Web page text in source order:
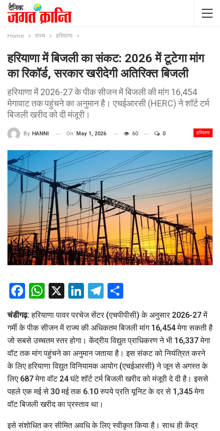
Home राज्य हरियाणा
हरियाणा में बिजली का संकट: 2026 में टूटेगा मांग
का रिकॉर्ड, सरकार खरीदेगी अतिरिक्त बिजली
हरियाणा में 2026-27 के पीक सीजन में बिजली की मांग 16,454
मेगावाट तक पहुंचने का अनुमान है। एचईआरसी (HERC) ने शॉर्ट टर्म
बिजली खरीद को दी मंजूरी।
हरियाणा
By HANNI On May 1, 2026 60 0
Facebook
WhatsApp
X LinkedIn
Telegram
चंडीगढ़:हरियाणा पावर परचेज सेंटर (एचपीपीसी) के अनुसार 2026-27 में
गर्मी के पीक सीजन में राज्य की अधिकतम बिजली मांग 16,454 मेगा सकती है
जो सबसे उच्चतम स्तर होगा। केंद्रीय विद्युत प्राधिकरण ने भी 16,337 मेगा
वॉट तक मांग पहुंचने का अनुमान जताया है। इस संकट को नियंत्रित करने
के लिए हरियाणा विद्युत विनियामक आयोग (एचईआरसी) ने जून से अगस्त के
लिए 687 मेगा वॉट 24 घंटे शॉर्ट टर्म बिजली खरीद को मंजूरी दे दी है। इससे
पहले एक मई से 30 मई तक 6.10 रुपये प्रति यूनिट के दर से 1,345 मेगा
वॉट बिजली खरीद का प्रस्ताव था।
इसे संशोधित कर सीमित अवधि के लिए स्वीकृत किया है। साथ ही केंद्र